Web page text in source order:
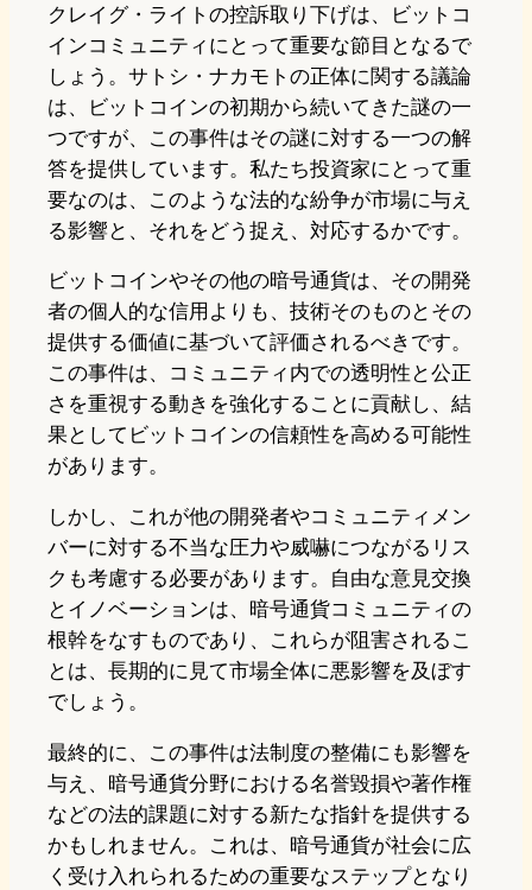
クレイグ・ライトの控訴取り下げは、ビットコ
インコミュニティにとって重要な節目となるで
しょう。サトシ・ナカモトの正体に関する議論
は、ビットコインの初期から続いてきた謎の一
つですが、この事件はその謎に対する一つの解
答を提供しています。私たち投資家にとって重
要なのは、このような法的な紛争が市場に与え
る影響と、それをどう捉え、対応するかです。
ビットコインやその他の暗号通貨は、その開発
者の個人的な信用よりも、技術そのものとその
提供する価値に基づいて評価されるべきです。
この事件は、コミュニティ内での透明性と公正
さを重視する動きを強化することに貢献し、結
果としてビットコインの信頼性を高める可能性
があります。
しかし、これが他の開発者やコミュニティメン
バーに対する不当な圧力や威嚇につながるリス
クも考慮する必要があります。自由な意見交換
とイノベーションは、暗号通貨コミュニティの
根幹をなすものであり、これらが阻害されるこ
とは、長期的に見て市場全体に悪影響を及ぼす
でしょう。
最終的に、この事件は法制度の整備にも影響を
与え、暗号通貨分野における名誉毀損や著作権
などの法的課題に対する新たな指針を提供する
かもしれません。これは、暗号通貨が社会に広
く受け入れられるための重要なステップとなり